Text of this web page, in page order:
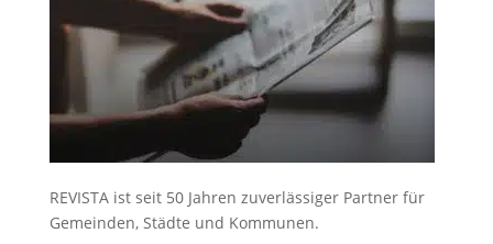
REVISTA ist seit 50 Jahren zuverlässiger Partner für
Gemeinden, Städte und Kommunen.